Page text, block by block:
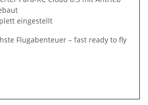
eingestellt
Flugabenteuer – fast ready to fly